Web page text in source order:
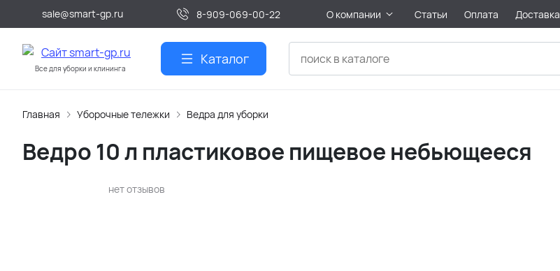
sale@smart-gp.ru 8-909-069-00-22 О компании Статьи Оплата Доставка
Все для уборки и клининга
Каталог
Главная Уборочные тележки Ведра для уборки
Ведро 10 л пластиковое пищевое небьющееся
нет отзывов